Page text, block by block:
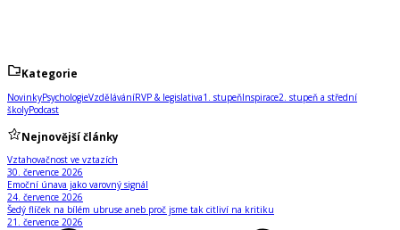
Kategorie
NovinkyPsychologieVzděláváníRVP & legislativa1. stupeňInspirace2. stupeň a střední
školyPodcast
Nejnovější články
Vztahovačnost ve vztazích
30. července 2026
Emoční únava jako varovný signál
24. července 2026
Šedý flíček na bílém ubruse aneb proč jsme tak citliví na kritiku
21. července 2026